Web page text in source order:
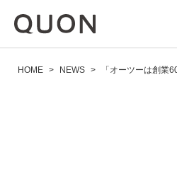
HOME > NEWS > 「オーツーは創業